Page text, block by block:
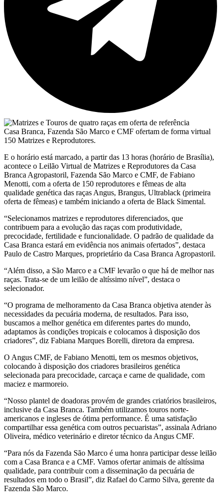
Casa Branca, Fazenda São Marco e CMF ofertam de forma virtual
150 Matrizes e Reprodutores.
E o horário está marcado, a partir das 13 horas (horário de Brasília),
acontece o Leilão Virtual de Matrizes e Reprodutores da Casa
Branca Agropastoril, Fazenda São Marco e CMF, de Fabiano
Menotti, com a oferta de 150 reprodutores e fêmeas de alta
qualidade genética das raças Angus, Brangus, Ultrablack (primeira
oferta de fêmeas) e também iniciando a oferta de Black Simental.
“Selecionamos matrizes e reprodutores diferenciados, que
contribuem para a evolução das raças com produtividade,
precocidade, fertilidade e funcionalidade. O padrão de qualidade da
Casa Branca estará em evidência nos animais ofertados”, destaca
Paulo de Castro Marques, proprietário da Casa Branca Agropastoril.
“Além disso, a São Marco e a CMF levarão o que há de melhor nas
raças. Trata-se de um leilão de altíssimo nível”, destaca o
selecionador.
“O programa de melhoramento da Casa Branca objetiva atender às
necessidades da pecuária moderna, de resultados. Para isso,
buscamos a melhor genética em diferentes partes do mundo,
adaptamos às condições tropicais e colocamos à disposição dos
criadores”, diz Fabiana Marques Borelli, diretora da empresa.
O Angus CMF, de Fabiano Menotti, tem os mesmos objetivos,
colocando à disposição dos criadores brasileiros genética
selecionada para precocidade, carcaça e carne de qualidade, com
maciez e marmoreio.
“Nosso plantel de doadoras provém de grandes criatórios brasileiros,
inclusive da Casa Branca. Também utilizamos touros norte-
americanos e ingleses de ótima performance. É uma satisfação
compartilhar essa genética com outros pecuaristas”, assinala Adriano
Oliveira, médico veterinário e diretor técnico da Angus CMF.
“Para nós da Fazenda São Marco é uma honra participar desse leilão
com a Casa Branca e a CMF. Vamos ofertar animais de altíssima
qualidade, para contribuir com a disseminação da pecuária de
resultados em todo o Brasil”, diz Rafael do Carmo Silva, gerente da
Fazenda São Marco.